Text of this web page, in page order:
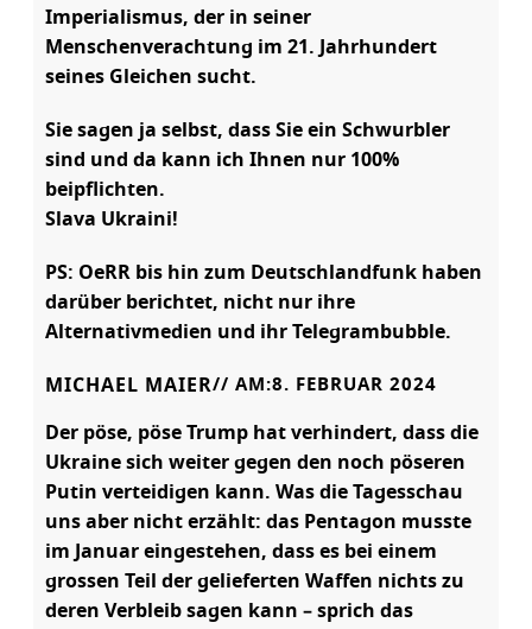
Imperialismus, der in seiner
Menschenverachtung im 21. Jahrhundert
seines Gleichen sucht.
Sie sagen ja selbst, dass Sie ein Schwurbler
sind und da kann ich Ihnen nur 100%
beipflichten.
Slava Ukraini!
PS: OeRR bis hin zum Deutschlandfunk haben
darüber berichtet, nicht nur ihre
Alternativmedien und ihr Telegrambubble.
MICHAEL MAIER// AM:8. FEBRUAR 2024
Der pöse, pöse Trump hat verhindert, dass die
Ukraine sich weiter gegen den noch pöseren
Putin verteidigen kann. Was die Tagesschau
uns aber nicht erzählt: das Pentagon musste
im Januar eingestehen, dass es bei einem
grossen Teil der gelieferten Waffen nichts zu
deren Verbleib sagen kann – sprich das